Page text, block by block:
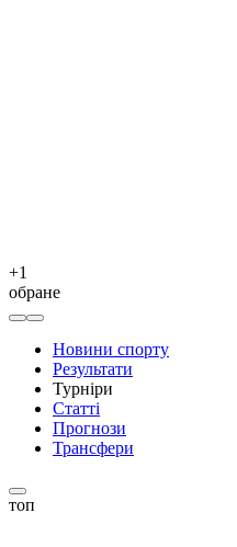
+1
обране
Новини спорту
Результати
Турніри
Статті
Прогнози
Трансфери
топ